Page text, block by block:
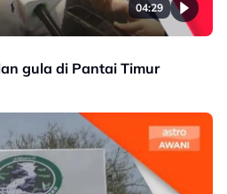
04:29
gula di Pantai Timur